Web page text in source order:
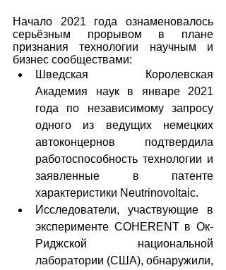
Начало 2021 года ознаменовалось
серьёзным прорывом в плане
признания технологии научным и
бизнес сообществами:
Шведская Королевская
Академия наук в январе 2021
года по независимому запросу
одного из ведущих немецких
автоконцернов подтвердила
работоспособность технологии и
заявленные в патенте
характеристики Neutrinovoltaic.
Исследователи, участвующие в
эксперименте COHERENT в Ок-
Риджской национальной
лаборатории (США), обнаружили,